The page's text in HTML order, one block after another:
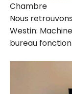
Chambre
Nous
Westin:
bureau